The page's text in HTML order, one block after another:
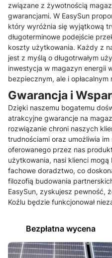
związane z żywotnością
gwarancjami. W EasySun
który wyróżnia się wyjątkową
długoterminowe podejście
koszty użytkowania. Każdy z
jest z myślą o długotrwałym
inwestycja w magazyn energii
bezpiecznym, ale i opłacalnym
Gwarancja i
Dzięki naszemu bogatemu
atrakcyjne gwarancje na
rozwiązanie chroni naszych
trudnościami oraz umożliwia
oferowanego przez nas
użytkowania, nasi klienci
fachowe doradztwo, co
filozofią budowania
EasySun, zyskujesz pewność,
Koźlu będzie funkcjonował
Bezpłatna wycena